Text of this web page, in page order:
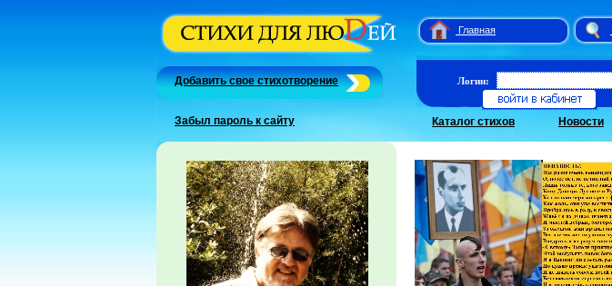
Главная
Добавить свое стихотворение
Забыл пароль к сайту
Логин:
Каталог стихов Новости